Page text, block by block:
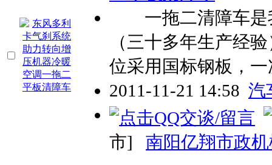
一拖二清障车是
（三十多年生产经
位采用国标钢板，
2011-11-21 14:58 汽
市] 南阳亿翔市政